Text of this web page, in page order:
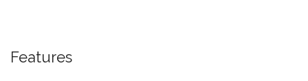
Features